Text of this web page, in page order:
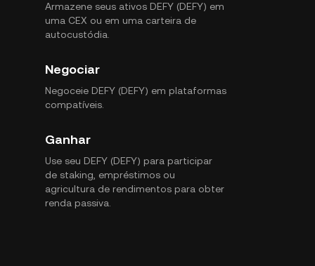
Armazene seus ativos DEFY (DEFY) em
uma CEX ou em uma carteira de
autocustódia.
Negociar
Negoceie DEFY (DEFY) em plataformas
compatíveis.
Ganhar
Use seu DEFY (DEFY) para participar
de staking, empréstimos ou
agricultura de rendimentos para obter
renda passiva.